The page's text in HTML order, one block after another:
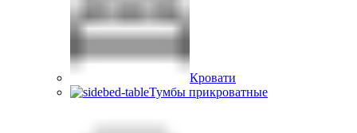
Кровати
Тумбы прикроватные